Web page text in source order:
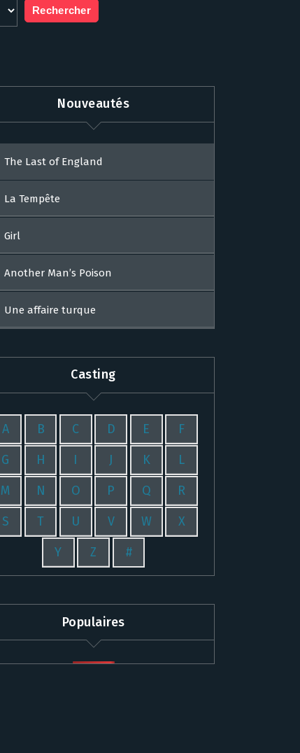
Nouveautés
The Last of England
La Tempête
Girl
Another Man’s Poison
Une affaire turque
Casting
A B C D E F
G H I J K L
M N O P Q R
S T U V W X
Y Z #
Populaires